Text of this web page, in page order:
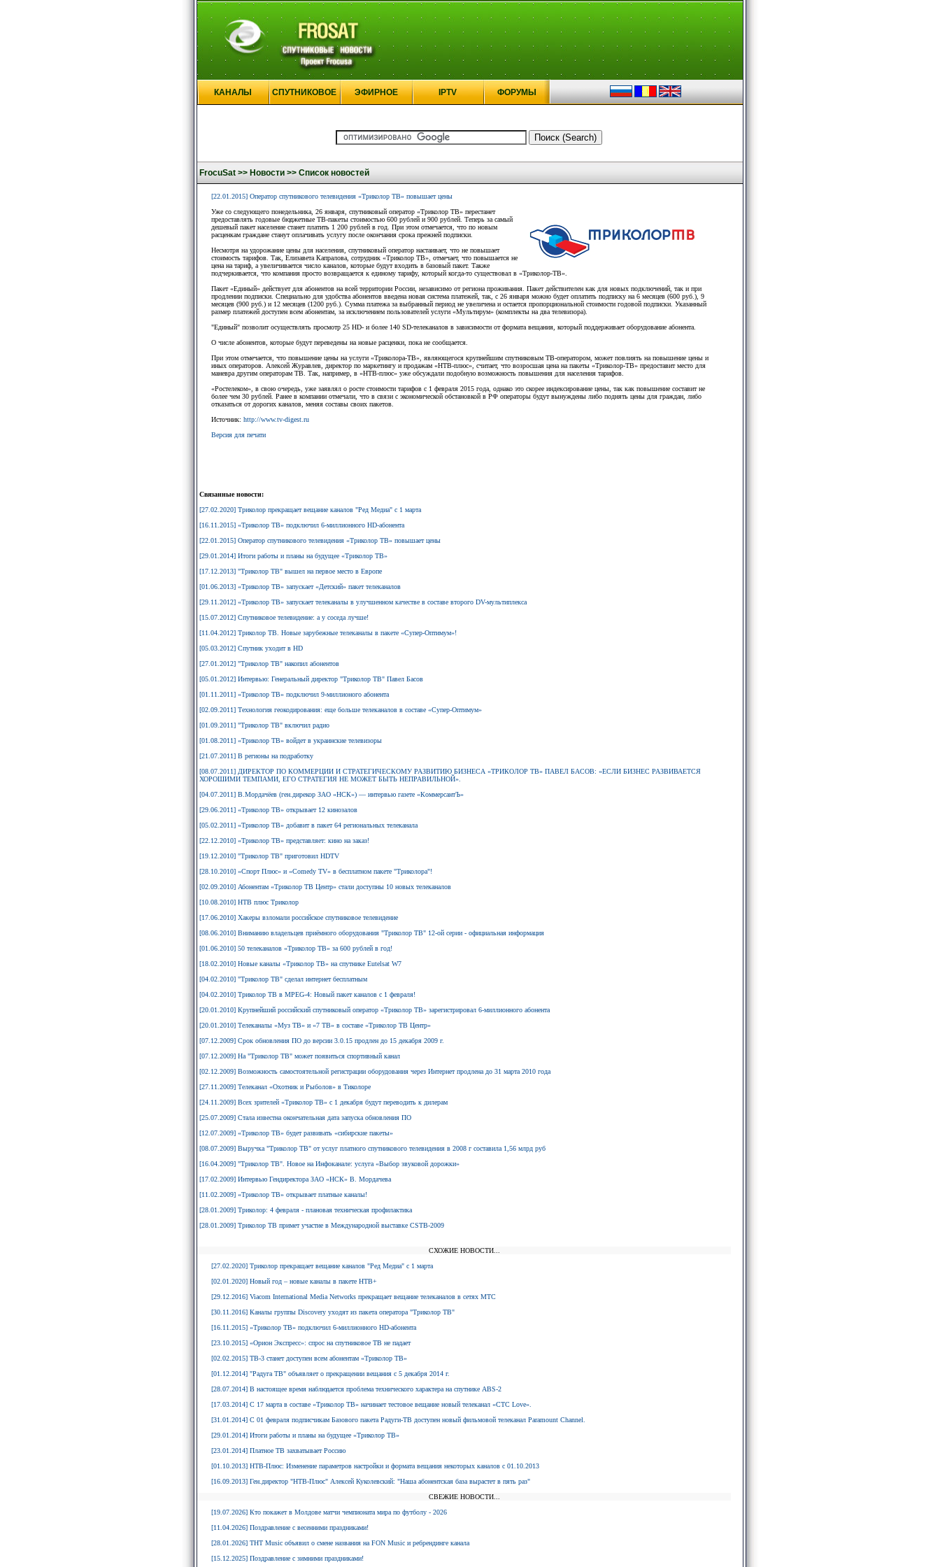
КАНАЛЫ СПУТНИКОВОЕ ЭФИРНОЕ IPTV ФОРУМЫ
FrocuSat >> Новости >> Список новостей
[22.01.2015] Оператор спутникового телевидения «Триколор ТВ» повышает цены
Уже со следующего понедельника, 26 января, спутниковый оператор «Триколор ТВ» перестанет
предоставлять годовые бюджетные ТВ-пакеты стоимостью 600 рублей и 900 рублей. Теперь за самый
дешевый пакет население станет платить 1 200 рублей в год. При этом отмечается, что по новым
расценкам граждане станут оплачивать услугу после окончания срока прежней подписки.
Несмотря на удорожание цены для населения, спутниковый оператор настаивает, что не повышает
стоимость тарифов. Так, Елизавета Капралова, сотрудник «Триколор ТВ», отмечает, что повышается не
цена на тариф, а увеличивается число каналов, которые будут входить в базовый пакет. Также
подчеркивается, что компания просто возвращается к единому тарифу, который когда-то существовал в «Триколор-ТВ».
Пакет «Единый» действует для абонентов на всей территории России, независимо от региона проживания. Пакет действителен как для новых подключений, так и при
продлении подписки. Специально для удобства абонентов введена новая система платежей, так, с 26 января можно будет оплатить подписку на 6 месяцев (600 руб.), 9
месяцев (900 руб.) и 12 месяцев (1200 руб.). Сумма платежа за выбранный период не увеличена и остается пропорциональной стоимости годовой подписки. Указанный
размер платежей доступен всем абонентам, за исключением пользователей услуги «Мультирум» (комплекты на два телевизора).
"Единый" позволит осуществлять просмотр 25 HD- и более 140 SD-телеканалов в зависимости от формата вещания, который поддерживает оборудование абонента.
О числе абонентов, которые будут переведены на новые расценки, пока не сообщается.
При этом отмечается, что повышение цены на услуги «Триколора-ТВ», являющегося крупнейшим спутниковым ТВ-оператором, может повлиять на повышение цены и
иных операторов. Алексей Журавлев, директор по маркетингу и продажам «НТВ-плюс», считает, что возросшая цена на пакеты «Триколор-ТВ» предоставит место для
маневра другим операторам ТВ. Так, например, в «НТВ-плюс» уже обсуждали подобную возможность повышения для населения тарифов.
«Ростелеком», в свою очередь, уже заявлял о росте стоимости тарифов с 1 февраля 2015 года, однако это скорее индексирование цены, так как повышение составит не
более чем 30 рублей. Ранее в компании отмечали, что в связи с экономической обстановкой в РФ операторы будут вынуждены либо поднять цены для граждан, либо
отказаться от дорогих каналов, меняя составы своих пакетов.
Источник: http://www.tv-digest.ru
Версия для печати
Связанные новости:
[27.02.2020] Триколор прекращает вещание каналов "Ред Медиа" с 1 марта
[16.11.2015] «Триколор ТВ» подключил 6-миллионного HD-абонента
[22.01.2015] Оператор спутникового телевидения «Триколор ТВ» повышает цены
[29.01.2014] Итоги работы и планы на будущее «Триколор ТВ»
[17.12.2013] "Триколор ТВ" вышел на первое место в Европе
[01.06.2013] «Триколор ТВ» запускает «Детский» пакет телеканалов
[29.11.2012] «Триколор ТВ» запускает телеканалы в улучшенном качестве в составе второго DV-мультиплекса
[15.07.2012] Спутниковое телевидение: а у соседа лучше!
[11.04.2012] Триколор ТВ. Новые зарубежные телеканалы в пакете «Супер-Оптимум»!
[05.03.2012] Спутник уходит в HD
[27.01.2012] "Триколор ТВ" накопил абонентов
[05.01.2012] Интервью: Генеральный директор "Триколор ТВ" Павел Басов
[01.11.2011] «Триколор ТВ» подключил 9-миллионого абонента
[02.09.2011] Технология геокодирования: еще больше телеканалов в составе «Супер-Оптимум»
[01.09.2011] "Триколор ТВ" включил радио
[01.08.2011] «Триколор ТВ» войдет в украинские телевизоры
[21.07.2011] В регионы на подработку
[08.07.2011] ДИРЕКТОР ПО КОММЕРЦИИ И СТРАТЕГИЧЕСКОМУ РАЗВИТИЮ БИЗНЕСА «ТРИКОЛОР ТВ» ПАВЕЛ БАСОВ: «ЕСЛИ БИЗНЕС РАЗВИВАЕТСЯ
ХОРОШИМИ ТЕМПАМИ, ЕГО СТРАТЕГИЯ НЕ МОЖЕТ БЫТЬ НЕПРАВИЛЬНОЙ».
[04.07.2011] В.Мордачёев (ген.дирекор ЗАО «НСК») — интервью газете «КоммерсантЪ»
[29.06.2011] «Триколор ТВ» открывает 12 кинозалов
[05.02.2011] «Триколор ТВ» добавит в пакет 64 региональных телеканала
[22.12.2010] «Триколор ТВ» представляет: кино на заказ!
[19.12.2010] "Триколор ТВ" приготовил HDTV
[28.10.2010] «Спорт Плюс» и «Comedy TV» в бесплатном пакете "Триколора"!
[02.09.2010] Абонентам «Триколор ТВ Центр» стали доступны 10 новых телеканалов
[10.08.2010] НТВ плюс Триколор
[17.06.2010] Хакеры взломали российское спутниковое телевидение
[08.06.2010] Вниманию владельцев приёмного оборудования "Триколор ТВ" 12-ой серии - официальная информация
[01.06.2010] 50 телеканалов «Триколор ТВ» за 600 рублей в год!
[18.02.2010] Новые каналы «Триколор ТВ» на спутнике Eutelsat W7
[04.02.2010] "Триколор ТВ" сделал интернет бесплатным
[04.02.2010] Триколор ТВ в MPEG-4: Новый пакет каналов с 1 февраля!
[20.01.2010] Крупнейший российский спутниковый оператор «Триколор ТВ» зарегистрировал 6-миллионного абонента
[20.01.2010] Телеканалы «Муз ТВ» и «7 ТВ» в составе «Триколор ТВ Центр»
[07.12.2009] Срок обновления ПО до версии 3.0.15 продлен до 15 декабря 2009 г.
[07.12.2009] На "Триколор ТВ" может появиться спортивный канал
[02.12.2009] Возможность самостоятельной регистрации оборудования через Интернет продлена до 31 марта 2010 года
[27.11.2009] Телеканал «Охотник и Рыболов» в Тиколоре
[24.11.2009] Всех зрителей «Триколор ТВ» с 1 декабря будут переводить к дилерам
[25.07.2009] Стала известна окончательная дата запуска обновления ПО
[12.07.2009] «Триколор ТВ» будет развивать «сибирские пакеты»
[08.07.2009] Выручка "Триколор ТВ" от услуг платного спутникового телевидения в 2008 г составила 1,56 млрд руб
[16.04.2009] "Триколор ТВ". Новое на Инфоканале: услуга «Выбор звуковой дорожки»
[17.02.2009] Интервью Гендиректора ЗАО «НСК» В. Мордачева
[11.02.2009] «Триколор ТВ» открывает платные каналы!
[28.01.2009] Триколор: 4 февраля - плановая техническая профилактика
[28.01.2009] Триколор ТВ примет участие в Международной выставке CSTB-2009
СХОЖИЕ НОВОСТИ...
[27.02.2020] Триколор прекращает вещание каналов "Ред Медиа" с 1 марта
[02.01.2020] Новый год – новые каналы в пакете НТВ+
[29.12.2016] Viacom International Media Networks прекращает вещание телеканалов в сетях МТС
[30.11.2016] Каналы группы Discovery уходят из пакета оператора "Триколор ТВ"
[16.11.2015] «Триколор ТВ» подключил 6-миллионного HD-абонента
[23.10.2015] «Орион Экспресс»: спрос на спутниковое ТВ не падает
[02.02.2015] ТВ-3 станет доступен всем абонентам «Триколор ТВ»
[01.12.2014] "Радуга ТВ" объявляет о прекращении вещания с 5 декабря 2014 г.
[28.07.2014] В настоящее время наблюдается проблема технического характера на спутнике ABS-2
[17.03.2014] С 17 марта в составе «Триколор ТВ» начинает тестовое вещание новый телеканал «СТС Love».
[31.01.2014] С 01 февраля подписчикам Базового пакета Радуги-ТВ доступен новый фильмовой телеканал Paramount Channel.
[29.01.2014] Итоги работы и планы на будущее «Триколор ТВ»
[23.01.2014] Платное ТВ захватывает Россию
[01.10.2013] НТВ-Плюс: Изменение параметров настройки и формата вещания некоторых каналов с 01.10.2013
[16.09.2013] Ген.директор "НТВ-Плюс" Алексей Куколевский: "Наша абонентская база вырастет в пять раз"
СВЕЖИЕ НОВОСТИ...
[19.07.2026] Кто покажет в Молдове матчи чемпионата мира по футболу - 2026
[11.04.2026] Поздравление с весенними праздниками!
[28.01.2026] ТНТ Music объявил о смене названия на FON Music и ребрендинге канала
[15.12.2025] Поздравление с зимними праздниками!